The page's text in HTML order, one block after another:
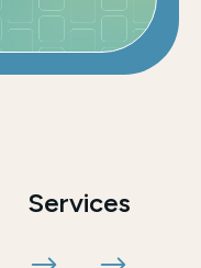
Services